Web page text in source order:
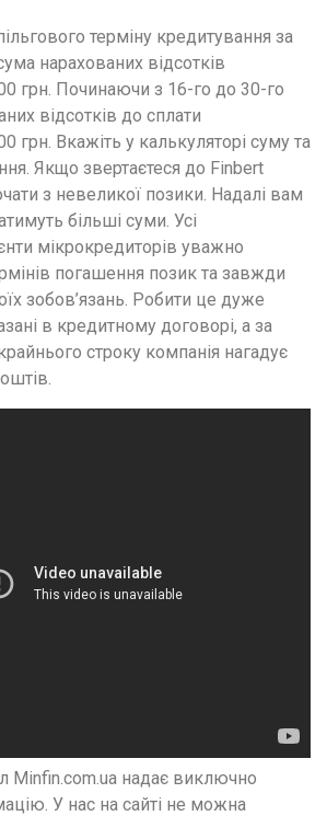
терміну кредитування за
нарахованих відсотків
грн. Починаючи з 16-го до 30-го
відсотків до сплати
грн. Вкажіть у калькуляторі суму та
Якщо звертаєтеся до Finbert
з невеликої позики. Надалі вам
більші суми. Усі
мікрокредиторів уважно
погашення позик та завжди
зобов’язань. Робити це дуже
в кредитному договорі, а за
строку компанія нагадує
Minfin.com.ua надає виключно
У нас на сайті не можна